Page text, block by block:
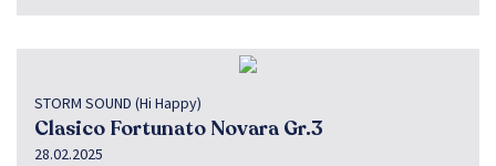
STORM SOUND (Hi Happy)
Clasico Fortunato Novara Gr.3
28.02.2025